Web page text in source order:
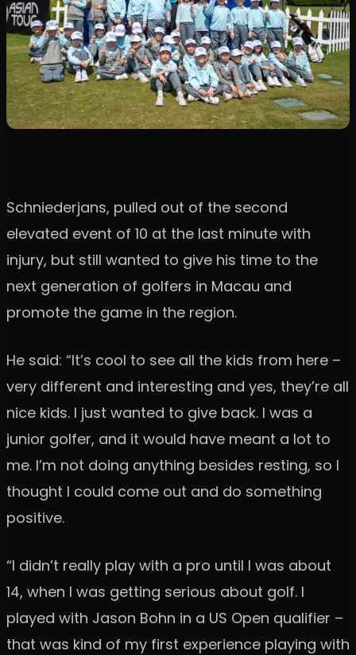
Schniederjans, pulled out of the second
elevated event of 10 at the last minute with
injury, but still wanted to give his time to the
next generation of golfers in Macau and
promote the game in the region.
He said: “It’s cool to see all the kids from here –
very different and interesting and yes, they’re all
nice kids. I just wanted to give back. I was a
junior golfer, and it would have meant a lot to
me. I’m not doing anything besides resting, so I
thought I could come out and do something
positive.
“I didn’t really play with a pro until I was about
14, when I was getting serious about golf. I
played with Jason Bohn in a US Open qualifier –
that was kind of my first experience playing with